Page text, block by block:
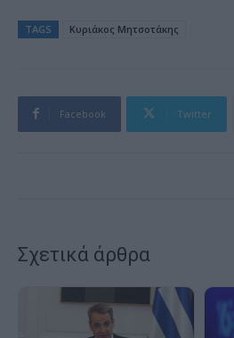
TAGS Κυριάκος Μητσοτάκης
Facebook Twitter
Σχετικά άρθρα